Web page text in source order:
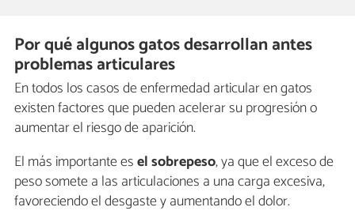
Por qué algunos gatos desarrollan antes
problemas articulares
En todos los casos de enfermedad articular en gatos
existen factores que pueden acelerar su progresión o
aumentar el riesgo de aparición.
El más importante esel sobrepeso, ya que el exceso de
peso somete a las articulaciones a una carga excesiva,
favoreciendo el desgaste y aumentando el dolor.